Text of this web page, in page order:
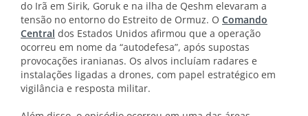
do Irã em Sirik, Goruk e na ilha de Qeshm elevaram a
tensão no entorno do Estreito de Ormuz. O Comando
Central dos Estados Unidos afirmou que a operação
ocorreu em nome da “autodefesa”, após supostas
provocações iranianas. Os alvos incluíam radares e
instalações ligadas a drones, com papel estratégico em
vigilância e resposta militar.